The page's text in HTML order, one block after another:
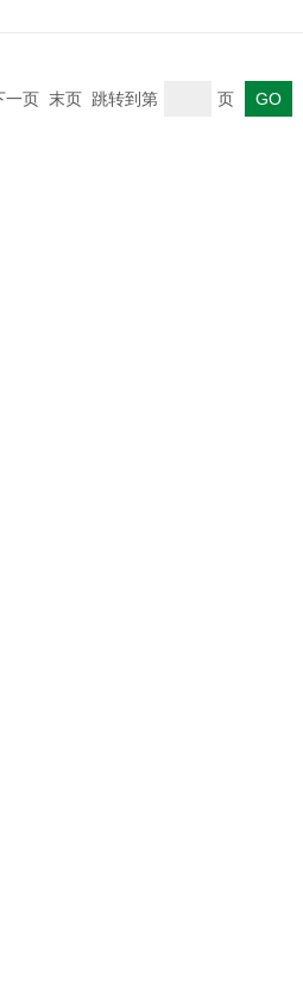
一页 末页 跳转到第 页